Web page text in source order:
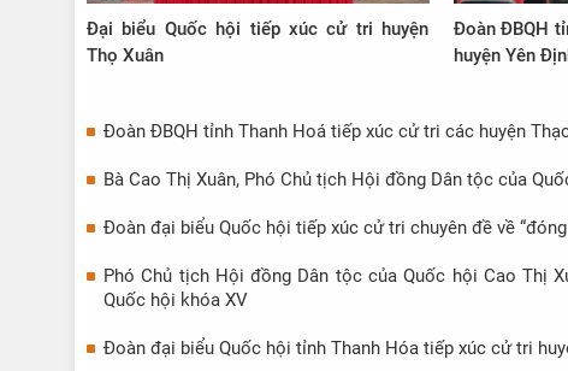
Đại biểu Quốc hội tiếp xúc cử tri huyện
Thọ Xuân
Đoàn ĐBQH
huyện Yên
Đoàn ĐBQH tỉnh Thanh Hoá tiếp xúc cử tri các huyện
Bà Cao Thị Xuân, Phó Chủ tịch Hội đồng Dân tộc của
Đoàn đại biểu Quốc hội tiếp xúc cử tri chuyên đề về
Phó Chủ tịch Hội đồng Dân tộc của Quốc hội Cao Thị
Quốc hội khóa XV
Đoàn đại biểu Quốc hội tỉnh Thanh Hóa tiếp xúc cử tri